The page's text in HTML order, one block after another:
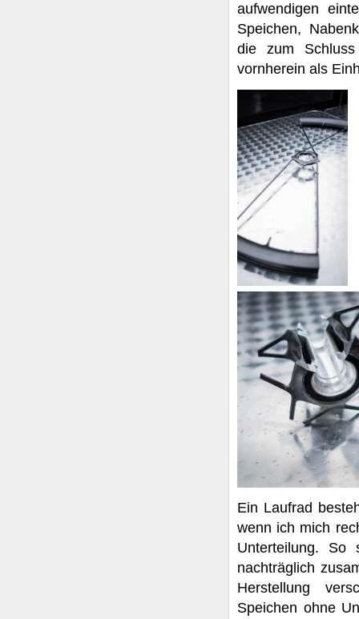
aufwendigen
Speichen,
die zum
vornherein als
Ein Laufrad
wenn ich mich
Unterteilung. So
nachträglich
Herstellung
Speichen ohne